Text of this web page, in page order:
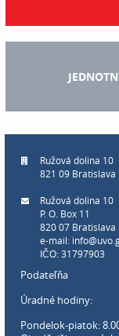
Ružová dolina 10
821 09 Bratislava
Ružová dolina 10
P. O. Box 11
820 07 Bratislava
e-mail:
IČO: 31797903
Podateľňa
Úradné hodiny:
Pondelok-piatok: